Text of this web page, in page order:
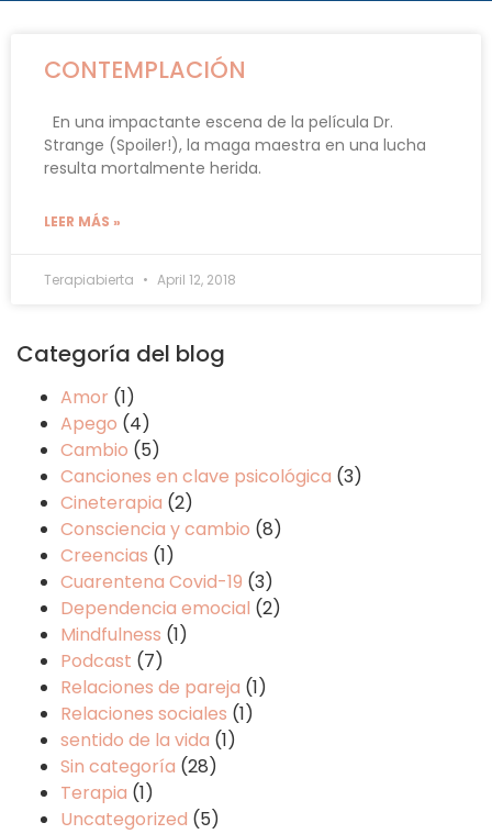
CONTEMPLACIÓN
En una impactante escena de la película Dr.
Strange (Spoiler!), la maga maestra en una lucha
resulta mortalmente herida.
LEER MÁS »
Terapiabierta April 12, 2018
Categoría del blog
Amor (1)
Apego (4)
Cambio (5)
Canciones en clave psicológica (3)
Cineterapia (2)
Consciencia y cambio (8)
Creencias (1)
Cuarentena Covid-19 (3)
Dependencia emocial (2)
Mindfulness (1)
Podcast (7)
Relaciones de pareja (1)
Relaciones sociales (1)
sentido de la vida (1)
Sin categoría (28)
Terapia (1)
Uncategorized (5)